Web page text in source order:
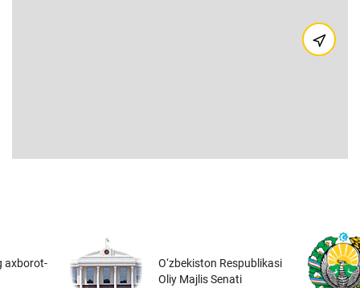
axborot-
O‘zbekiston Respublikasi
Oliy Majlis Senati